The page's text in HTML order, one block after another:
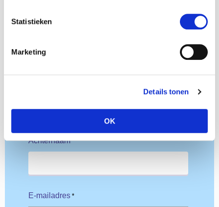
Statistieken
Marketing
Details tonen
OK
Achternaam *
E-mailadres *